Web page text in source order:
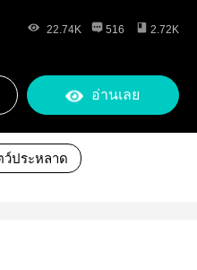
22.74K 516 2.72K
อ่านเลย
ว์ประหลาด